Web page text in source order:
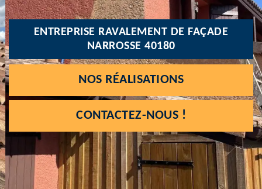
ENTREPRISE RAVALEMENT DE FAÇADE
NARROSSE 40180
NOS RÉALISATIONS
CONTACTEZ-NOUS !